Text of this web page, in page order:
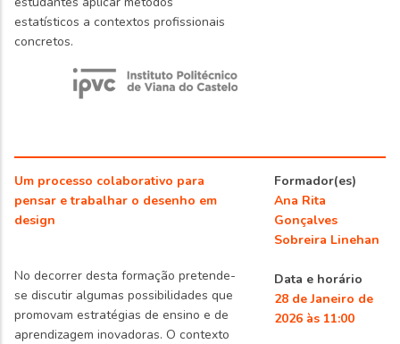
estatísticos a contextos profissionais
concretos.
Um processo colaborativo para
pensar e trabalhar o desenho em
design
No decorrer desta formação pretende-
se discutir algumas possibilidades que
promovam estratégias de ensino e de
aprendizagem inovadoras. O contexto
Formador(es)
Ana Rita
Gonçalves
Sobreira Linehan
Data e horário
28 de Janeiro de
2026 às 11:00